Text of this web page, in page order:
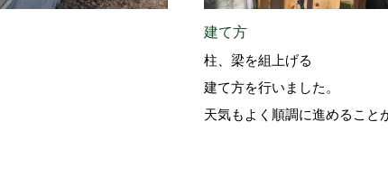
建て方
柱、梁を組上げる
建て方を行いました。
天気もよく順調に進めること